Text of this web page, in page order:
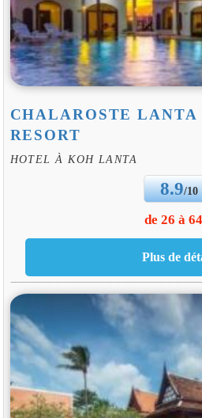
CHALAROSTE LANTA
RESORT
HOTEL À KOH LANTA
8.9/10
de 26 à